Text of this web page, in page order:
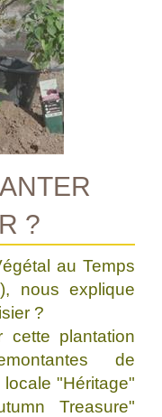
?
au Temps
nous explique
?
cette plantation
de
"Héritage"
Treasure"